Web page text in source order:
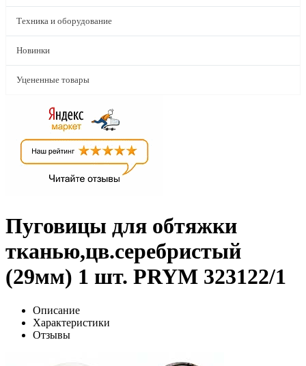
Техника и оборудование
Новинки
Уцененные товары
Пуговицы для обтяжки
тканью,цв.серебристый
(29мм) 1 шт. PRYM 323122/1
Описание
Характеристики
Отзывы